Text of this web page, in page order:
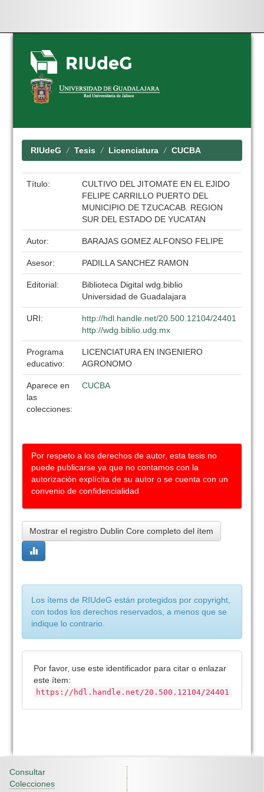
Skip
navigation
RIUdeG Tesis Licenciatura CUCBA
Título:
CULTIVO DEL JITOMATE EN EL EJIDO
FELIPE CARRILLO PUERTO DEL
MUNICIPIO DE TZUCACAB. REGION
SUR DEL ESTADO DE YUCATAN
Autor: BARAJAS GOMEZ ALFONSO FELIPE
Asesor: PADILLA SANCHEZ RAMON
Editorial:
Biblioteca Digital wdg.biblio
Universidad de Guadalajara
URI:
http://hdl.handle.net/20.500.12104/24401
http://wdg.biblio.udg.mx
Programa
educativo:
LICENCIATURA EN INGENIERO
AGRONOMO
Aparece en
las
colecciones:
CUCBA
Por respeto a los derechos de autor, esta tesis no
puede publicarse ya que no contamos con la
autorización explícita de su autor o se cuenta con un
convenio de confidencialidad
Mostrar el registro Dublin Core completo del ítem
Los ítems de RIUdeG están protegidos por copyright,
con todos los derechos reservados, a menos que se
indique lo contrario.
Por favor, use este identificador para citar o enlazar
este ítem:
https://hdl.handle.net/20.500.12104/24401
Consultar
Colecciones